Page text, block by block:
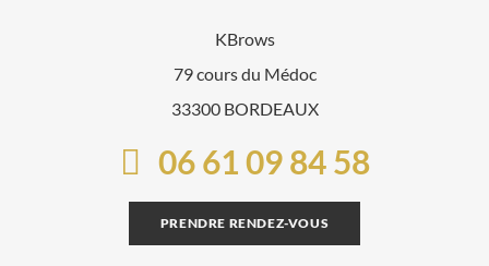
KBrows
79 cours du Médoc
33300 BORDEAUX
06 61 09 84 58
PRENDRE RENDEZ-VOUS